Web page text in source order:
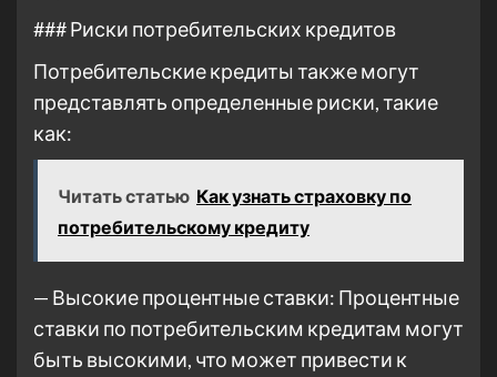
### Риски потребительских кредитов
Потребительские кредиты также могут
представлять определенные риски, такие
как:
Читать статью Как узнать страховку по
потребительскому кредиту
— Высокие процентные ставки: Процентные
ставки по потребительским кредитам могут
быть высокими, что может привести к